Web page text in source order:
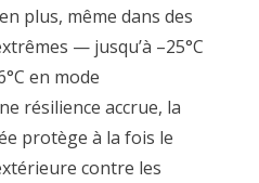
plus, même dans des
— jusqu’à –25°C
en mode
résilience accrue, la
protège à la fois le
contre les